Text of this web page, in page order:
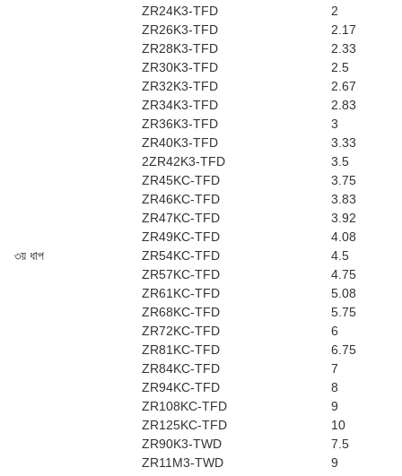
৩য় ধাপ
ZR24K3-TFD
2
ZR26K3-TFD
2.17
ZR28K3-TFD
2.33
ZR30K3-TFD
2.5
ZR32K3-TFD
2.67
ZR34K3-TFD
2.83
ZR36K3-TFD
3
ZR40K3-TFD
3.33
2ZR42K3-TFD
3.5
ZR45KC-TFD
3.75
ZR46KC-TFD
3.83
ZR47KC-TFD
3.92
ZR49KC-TFD
4.08
ZR54KC-TFD
4.5
ZR57KC-TFD
4.75
ZR61KC-TFD
5.08
ZR68KC-TFD
5.75
ZR72KC-TFD
6
ZR81KC-TFD
6.75
ZR84KC-TFD
7
ZR94KC-TFD
8
ZR108KC-TFD
9
ZR125KC-TFD
10
ZR90K3-TWD
7.5
ZR11M3-TWD
9